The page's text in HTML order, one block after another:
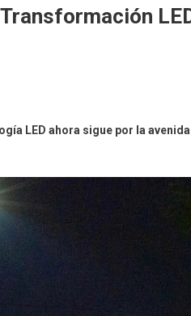
LED ahora sigue por la